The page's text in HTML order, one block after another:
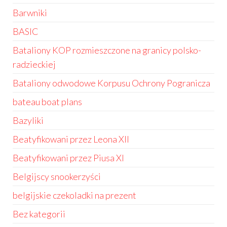
Barwniki
BASIC
Bataliony KOP rozmieszczone na granicy polsko-
radzieckiej
Bataliony odwodowe Korpusu Ochrony Pogranicza
bateau boat plans
Bazyliki
Beatyfikowani przez Leona XII
Beatyfikowani przez Piusa XI
Belgijscy snookerzyści
belgijskie czekoladki na prezent
Bez kategorii